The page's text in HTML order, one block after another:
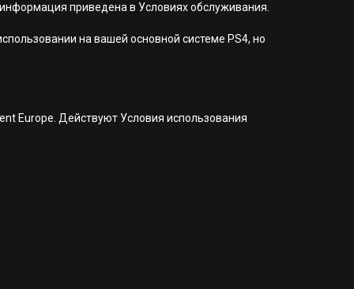
приведена в Условиях обслуживания.
на вашей основной системе PS4, но
Europe. Действуют Условия использования